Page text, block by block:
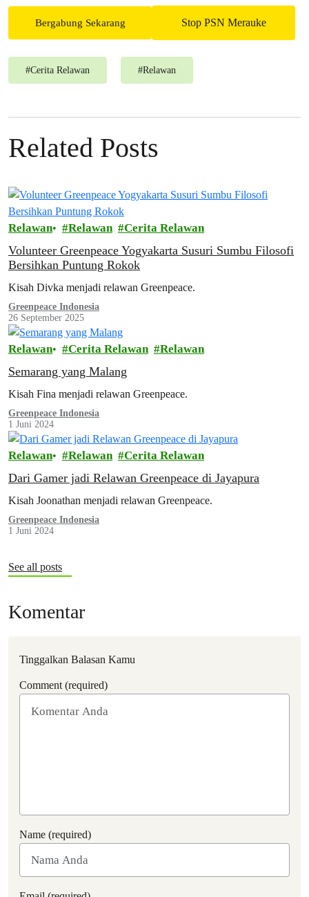
Bergabung Sekarang Stop PSN Merauke
#Cerita Relawan #Relawan
Related Posts
Relawan Relawan Cerita Relawan
Volunteer Greenpeace Yogyakarta Susuri Sumbu Filosofi
Bersihkan Puntung Rokok
Kisah Divka menjadi relawan Greenpeace.
Greenpeace Indonesia
26 September 2025
Relawan Cerita Relawan Relawan
Semarang yang Malang
Kisah Fina menjadi relawan Greenpeace.
Greenpeace Indonesia
1 Juni 2024
Relawan Relawan Cerita Relawan
Dari Gamer jadi Relawan Greenpeace di Jayapura
Kisah Joonathan menjadi relawan Greenpeace.
Greenpeace Indonesia
1 Juni 2024
See all posts
Komentar
Tinggalkan Balasan Kamu
Comment (required)
Name (required)